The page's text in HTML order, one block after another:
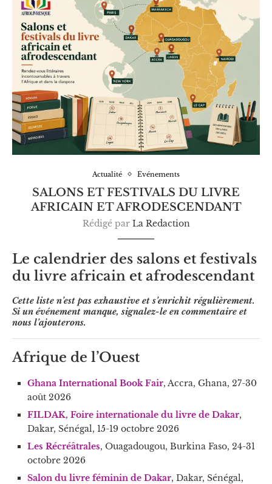
Actualité Événements
SALONS ET FESTIVALS DU LIVRE
AFRICAIN ET AFRODESCENDANT
Rédigé par La Redaction
Le calendrier des salons et festivals
du livre africain et afrodescendant
Cette liste n’est pas exhaustive et s’enrichit régulièrement.
Si un événement manque, signalez-le en commentaire et
nous l’ajouterons.
Afrique de l’Ouest
Ghana International Book Fair, Accra, Ghana, 27-30
août 2026
FILDAK, Foire internationale du livre de Dakar,
Dakar, Sénégal, 15-19 octobre 2026
Les Récréâtrales, Ouagadougou, Burkina Faso, 24-31
octobre 2026
Salon du livre féminin de Dakar, Dakar, Sénégal,